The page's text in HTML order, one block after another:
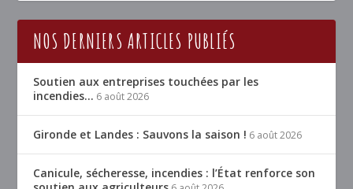
NOS DERNIERS ARTICLES PUBLIÉS
Soutien aux entreprises touchées par les
incendies… 6 août 2026
Gironde et Landes : Sauvons la saison ! 6 août 2026
Canicule, sécheresse, incendies : l’État renforce son